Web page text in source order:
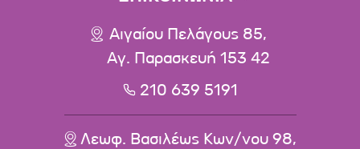
Αιγαίου Πελάγους 85,
Αγ. Παρασκευή 153 42
210 639 5191
Λεωφ. Βασιλέως Κων/νου 98,